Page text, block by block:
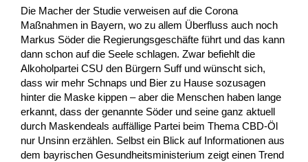
Die Macher der Studie verweisen auf die Corona
Maßnahmen in Bayern, wo zu allem Überfluss auch noch
Markus Söder die Regierungsgeschäfte führt und das kann
dann schon auf die Seele schlagen. Zwar befiehlt die
Alkoholpartei CSU den Bürgern Suff und wünscht sich,
dass wir mehr Schnaps und Bier zu Hause sozusagen
hinter die Maske kippen – aber die Menschen haben lange
erkannt, dass der genannte Söder und seine ganz aktuell
durch Maskendeals auffällige Partei beim Thema CBD-Öl
nur Unsinn erzählen. Selbst ein Blick auf Informationen aus
dem bayrischen Gesundheitsministerium zeigt einen Trend